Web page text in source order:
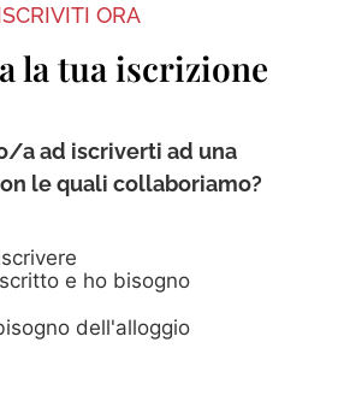
ORA
la tua iscrizione
a ad iscriverti ad una
le quali collaboriamo?
e ho bisogno
dell'alloggio